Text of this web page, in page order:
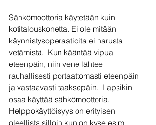
Sähkömoottoria käytetään kuin
kotitalouskonetta. Ei ole mitään
käynnistysoperaatioita ei narusta
vetämistä.  Kun kääntää vipua
eteenpäin, niin vene lähtee
rauhallisesti portaattomasti eteenpäin
ja vastaavasti taaksepäin.  Lapsikin
osaa käyttää sähkömoottoria.
Helppokäyttöisyys on erityisen
oleellista silloin kun on kyse esim.